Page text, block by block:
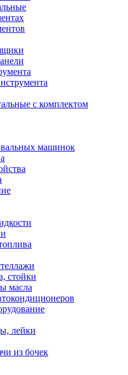
с комплектом
машинок
стойки
масла
лейки
из бочек